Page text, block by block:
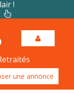
!
une annonce